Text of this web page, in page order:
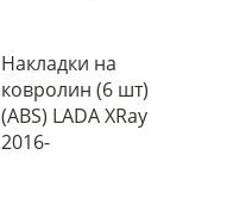
Накладки на
ковролин (6 шт)
(ABS) LADA XRay
2016-